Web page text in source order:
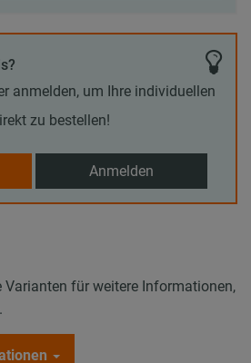
anmelden, um Ihre individuellen
zu bestellen!
Anmelden
Varianten für weitere Informationen,